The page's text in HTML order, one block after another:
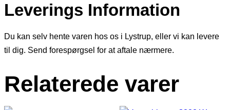
Leverings Information
Du kan selv hente varen hos os i Lystrup, eller vi kan levere
til dig. Send forespørgsel for at aftale nærmere.
Relaterede varer